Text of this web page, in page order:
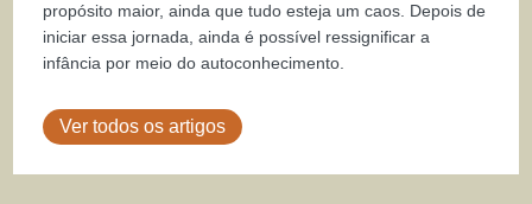
propósito maior, ainda que tudo esteja um caos. Depois de
iniciar essa jornada, ainda é possível ressignificar a
infância por meio do autoconhecimento.
Ver todos os artigos